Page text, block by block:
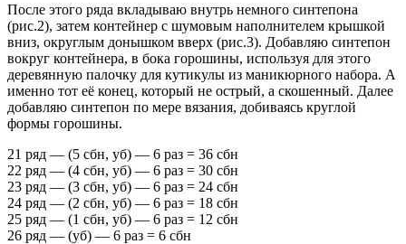
После этого ряда вкладываю внутрь немного синтепона
(рис.2), затем контейнер с шумовым наполнителем крышкой
вниз, округлым донышком вверх (рис.3). Добавляю синтепон
вокруг контейнера, в бока горошины, используя для этого
деревянную палочку для кутикулы из маникюрного набора. А
именно тот её конец, который не острый, а скошенный. Далее
добавляю синтепон по мере вязания, добиваясь круглой
формы горошины.
21 ряд — (5 сбн, уб) — 6 раз = 36 сбн
22 ряд — (4 сбн, уб) — 6 раз = 30 сбн
23 ряд — (3 сбн, уб) — 6 раз = 24 сбн
24 ряд — (2 сбн, уб) — 6 раз = 18 сбн
25 ряд — (1 сбн, уб) — 6 раз = 12 сбн
26 ряд — (уб) — 6 раз = 6 сбн